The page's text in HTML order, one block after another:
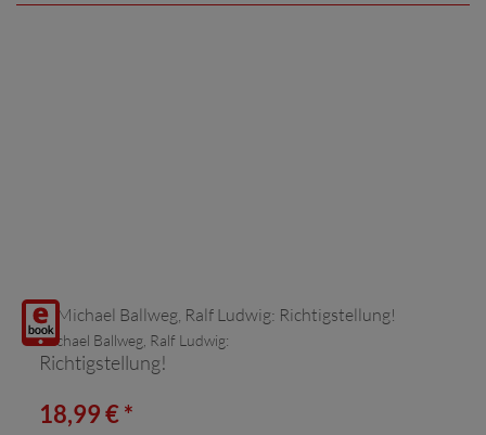
Digitalprodukt
/ E-
Book
Michael Ballweg, Ralf Ludwig:
Richtigstellung!
18,99 € *